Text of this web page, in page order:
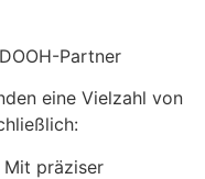
Partner
eine Vielzahl von
Mit präziser